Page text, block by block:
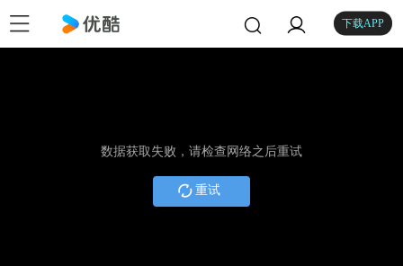
下载APP
数据获取失败，请检查网络之后重试
重试